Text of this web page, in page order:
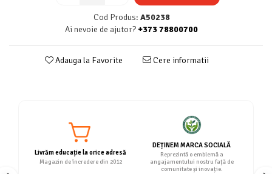
Cod Produs: A50238
Ai nevoie de ajutor?+373 78800700
Adauga la Favorite Cere informatii
Livrăm educație la orice adresă
Magazin de încredere din 2012
DEȚINEM MARCA SOCIALĂ
Reprezintă o emblemă a
angajamentului nostru față de
comunitate și inovație.